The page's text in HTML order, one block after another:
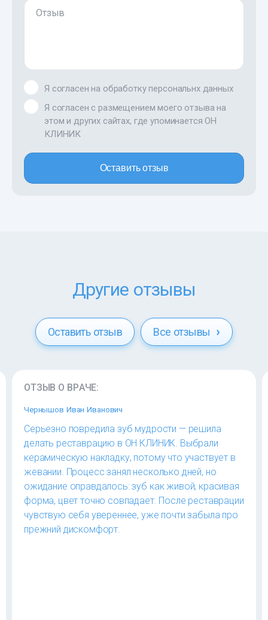
Отзыв
Я согласен на обработку персональнх данных
Я согласен с размещением моего отзыва на
этом и других сайтах, где упоминается ОН
КЛИНИК
Оставить отзыв
Другие отзывы
Оставить отзыв Все отзывы
ОТЗЫВ О ВРАЧЕ:
Чернышов Иван Иванович
Серьезно повредила зуб мудрости — решила
делать реставрацию в ОН КЛИНИК. Выбрали
керамическую накладку, потому что участвует в
жевании. Процесс занял несколько дней, но
ожидание оправдалось: зуб как живой, красивая
форма, цвет точно совпадает. После реставрации
чувствую себя увереннее, уже почти забыла про
прежний дискомфорт.